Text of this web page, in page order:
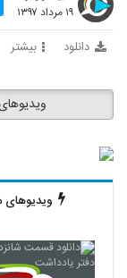
۱۹ مرداد ۱۳۹۷
دانلود بیشتر
ویدیوهای